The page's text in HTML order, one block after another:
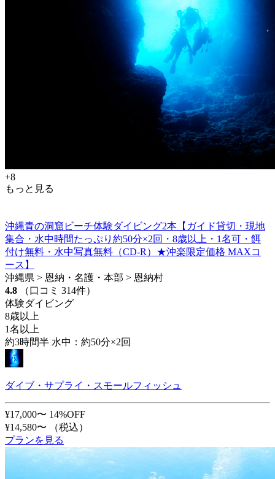
+8
もっと見る
沖縄青の洞窟ビーチ体験ダイビング2本【ガイド貸切・現地
集合・水中時間たっぷり約50分×2回・8歳以上・1名可・餌
付け無料・水中写真無料（CD-R）★沖楽限定価格 MAXコ
ース】
沖縄県 > 恩納・名護・本部 > 恩納村
4.8
（口コミ 314件）
体験ダイビング
8歳以上
1名以上
約3時間半 水中：約50分×2回
ダイブ・サプライ・スモールフィッシュ
¥17,000〜 14%OFF
¥14,580〜
（税込）
プランを見る